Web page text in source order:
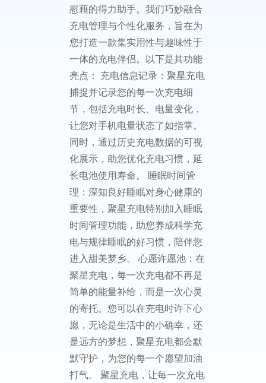
慰藉的得力助手。我们巧妙融合
充电管理与个性化服务，旨在为
您打造一款集实用性与趣味性于
一体的充电伴侣。以下是其功能
亮点： 充电信息记录：聚星充电
捕捉并记录您的每一次充电细
节，包括充电时长、电量变化，
让您对手机电量状态了如指掌。
同时，通过历史充电数据的可视
化展示，助您优化充电习惯，延
长电池使用寿命。 睡眠时间管
理：深知良好睡眠对身心健康的
重要性，聚星充电特别加入睡眠
时间管理功能，助您养成科学充
电与规律睡眠的好习惯，陪伴您
进入甜美梦乡。 心愿许愿池：在
聚星充电，每一次充电都不再是
简单的能量补给，而是一次心灵
的寄托。您可以在充电时许下心
愿，无论是生活中的小确幸，还
是远方的梦想，聚星充电都会默
默守护，为您的每一个愿望加油
打气。 聚星充电，让每一次充电